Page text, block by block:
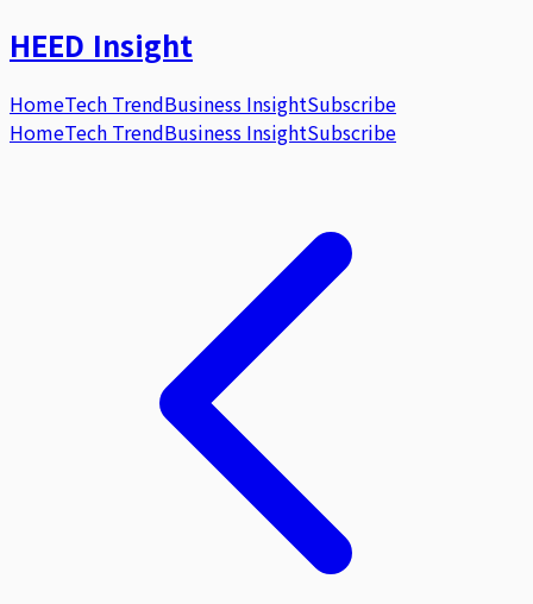
HEED Insight
HomeTech TrendBusiness InsightSubscribe
HomeTech TrendBusiness InsightSubscribe